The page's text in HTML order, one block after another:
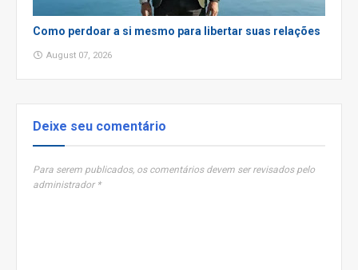
Como perdoar a si mesmo para libertar suas relações
August 07, 2026
Deixe seu comentário
Para serem publicados, os comentários devem ser revisados pelo
administrador *